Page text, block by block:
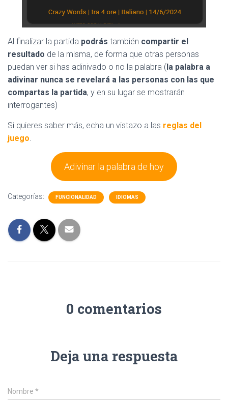
Al finalizar la partida podrás también compartir el
resultado de la misma, de forma que otras personas
puedan ver si has adinivado o no la palabra (la palabra a
adivinar nunca se revelará a las personas con las que
compartas la partida, y en su lugar se mostrarán
interrogantes)
Si quieres saber más, echa un vistazo a las reglas del
juego.
Adivinar la palabra de hoy
Categorías: FUNCIONALIDAD IDIOMAS
0 comentarios
Deja una respuesta
Nombre *